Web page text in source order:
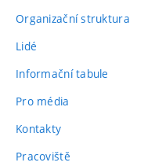
Organizační struktura
Lidé
Informační tabule
Pro média
Kontakty
Pracoviště